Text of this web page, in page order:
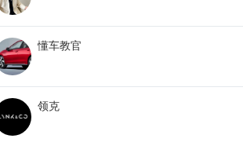
懂车教官
领克